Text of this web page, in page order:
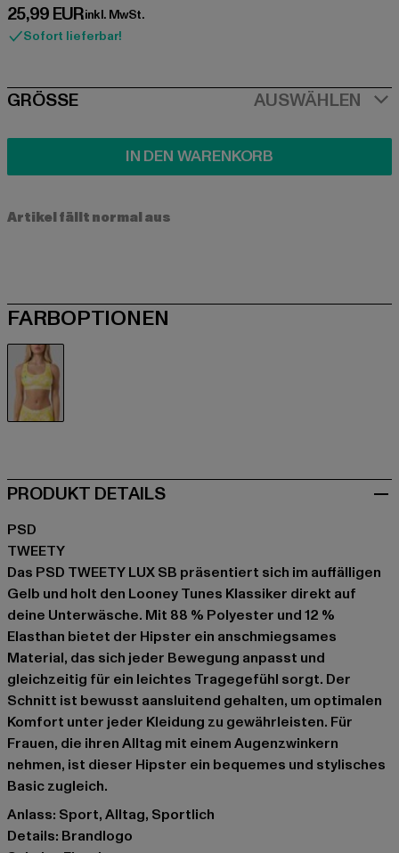
25,99 EUR
Derzeitiger Preis: 25,99 EUR
inkl. MwSt.
Sofort lieferbar!
SIZE
GRÖSSE AUSWÄHLEN
IN DEN WARENKORB
Artikel fällt normal aus
FARBOPTIONEN
PRODUKT DETAILS
PSD
TWEETY
Das PSD TWEETY LUX SB präsentiert sich im auffälligen
Gelb und holt den Looney Tunes Klassiker direkt auf
deine Unterwäsche. Mit 88 % Polyester und 12 %
Elasthan bietet der Hipster ein anschmiegsames
Material, das sich jeder Bewegung anpasst und
gleichzeitig für ein leichtes Tragegefühl sorgt. Der
Schnitt ist bewusst aansluitend gehalten, um optimalen
Komfort unter jeder Kleidung zu gewährleisten. Für
Frauen, die ihren Alltag mit einem Augenzwinkern
nehmen, ist dieser Hipster ein bequemes und stylisches
Basic zugleich.
Anlass: Sport, Alltag, Sportlich
Details: Brandlogo